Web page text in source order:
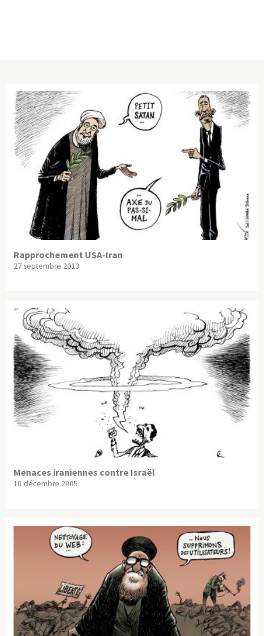
Rapprochement USA-Iran
27 septembre 2013
Menaces iraniennes contre Israël
10 décembre 2005